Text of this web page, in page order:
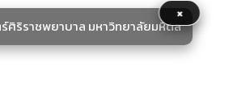
×
ศิริราชพยาบาล มหาวิทยาลัยมหิดล